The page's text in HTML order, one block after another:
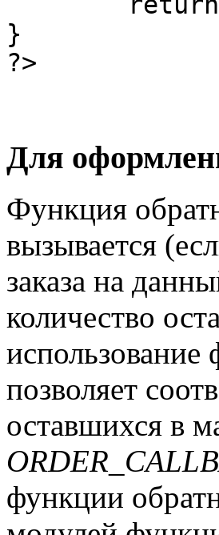
}
?>
Для
Функция
вызывается
заказа на
количество
использование
позволяет
оставшихся в
функции